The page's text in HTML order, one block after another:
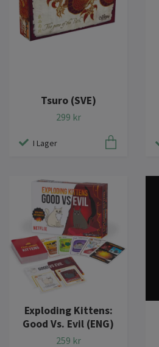
Tsuro (SVE)
299 kr
I Lager
Exploding Kittens:
Good Vs. Evil (ENG)
259 kr